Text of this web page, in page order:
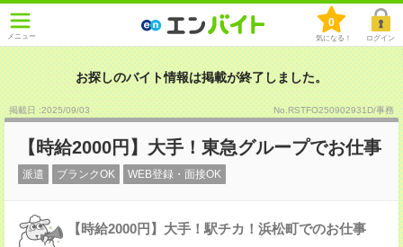
メニュー
0
気になる！ ログイン
お探しのバイト情報は掲載が終了しました。
掲載日 :2025/09/03 No.RSTFO250902931D/事務
【時給2000円】大手！東急グループでお仕事
派遣 ブランクOK WEB登録・面接OK
【時給2000円】大手！駅チカ！浜松町でのお仕事